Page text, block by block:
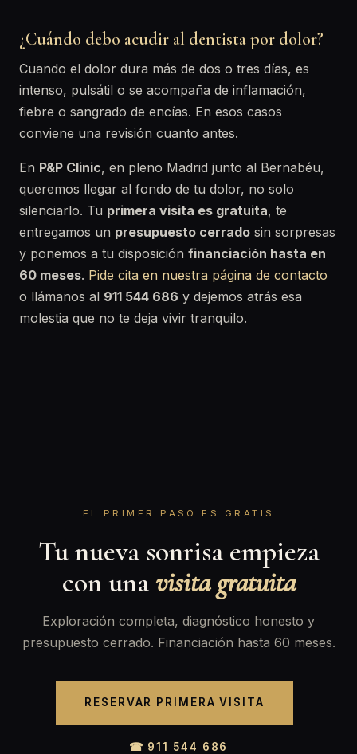
¿Cuándo debo acudir al dentista por dolor?
Cuando el dolor dura más de dos o tres días, es
intenso, pulsátil o se acompaña de inflamación,
fiebre o sangrado de encías. En esos casos
conviene una revisión cuanto antes.
En P&P Clinic, en pleno Madrid junto al Bernabéu,
queremos llegar al fondo de tu dolor, no solo
silenciarlo. Tu primera visita es gratuita, te
entregamos un presupuesto cerrado sin sorpresas
y ponemos a tu disposición financiación hasta en
60 meses. Pide cita en nuestra página de contacto
o llámanos al 911 544 686 y dejemos atrás esa
molestia que no te deja vivir tranquilo.
EL PRIMER PASO ES GRATIS
Tu nueva sonrisa empieza
con unavisita gratuita
Exploración completa, diagnóstico honesto y
presupuesto cerrado. Financiación hasta 60 meses.
RESERVAR PRIMERA VISITA
☎ 911 544 686